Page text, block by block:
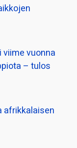
vuonna
– tulos
afrikkalaisen